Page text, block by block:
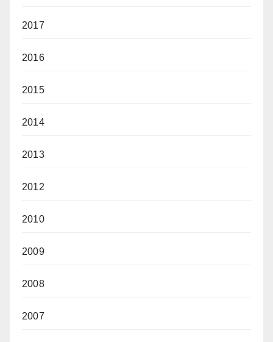
2017
2016
2015
2014
2013
2012
2010
2009
2008
2007